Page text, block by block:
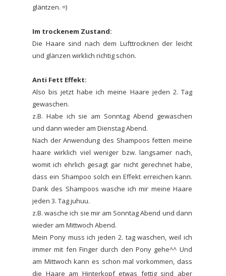
gläntzen. =)
Im trockenem Zustand:
Die Haare sind nach dem Lufttrocknen der leicht
und glänzen wirklich richtig schön.
Anti Fett Effekt:
Also bis jetzt habe ich meine Haare jeden 2. Tag
gewaschen.
z.B. Habe ich sie am Sonntag Abend gewaschen
und dann wieder am Dienstag Abend.
Nach der Anwendung des Shampoos fetten meine
haare wirklich viel weniger bzw. langsamer nach,
womit ich ehrlich gesagt gar nicht gerechnet habe,
dass ein Shampoo solch ein Effekt erreichen kann.
Dank des Shampoos wasche ich mir meine Haare
jeden 3. Tag juhuu.
z.B. wasche ich sie mir am Sonntag Abend und dann
wieder am Mittwoch Abend.
Mein Pony muss ich jeden 2. tag waschen, weil ich
immer mit fen Finger durch den Pony gehe^^ Und
am Mittwoch kann es schon mal vorkommen, dass
die Haare am Hinterkopf etwas fettig sind aber